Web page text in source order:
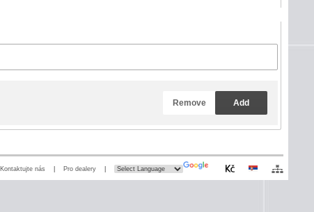
Remove Add
Kontaktujte nás Pro dealery